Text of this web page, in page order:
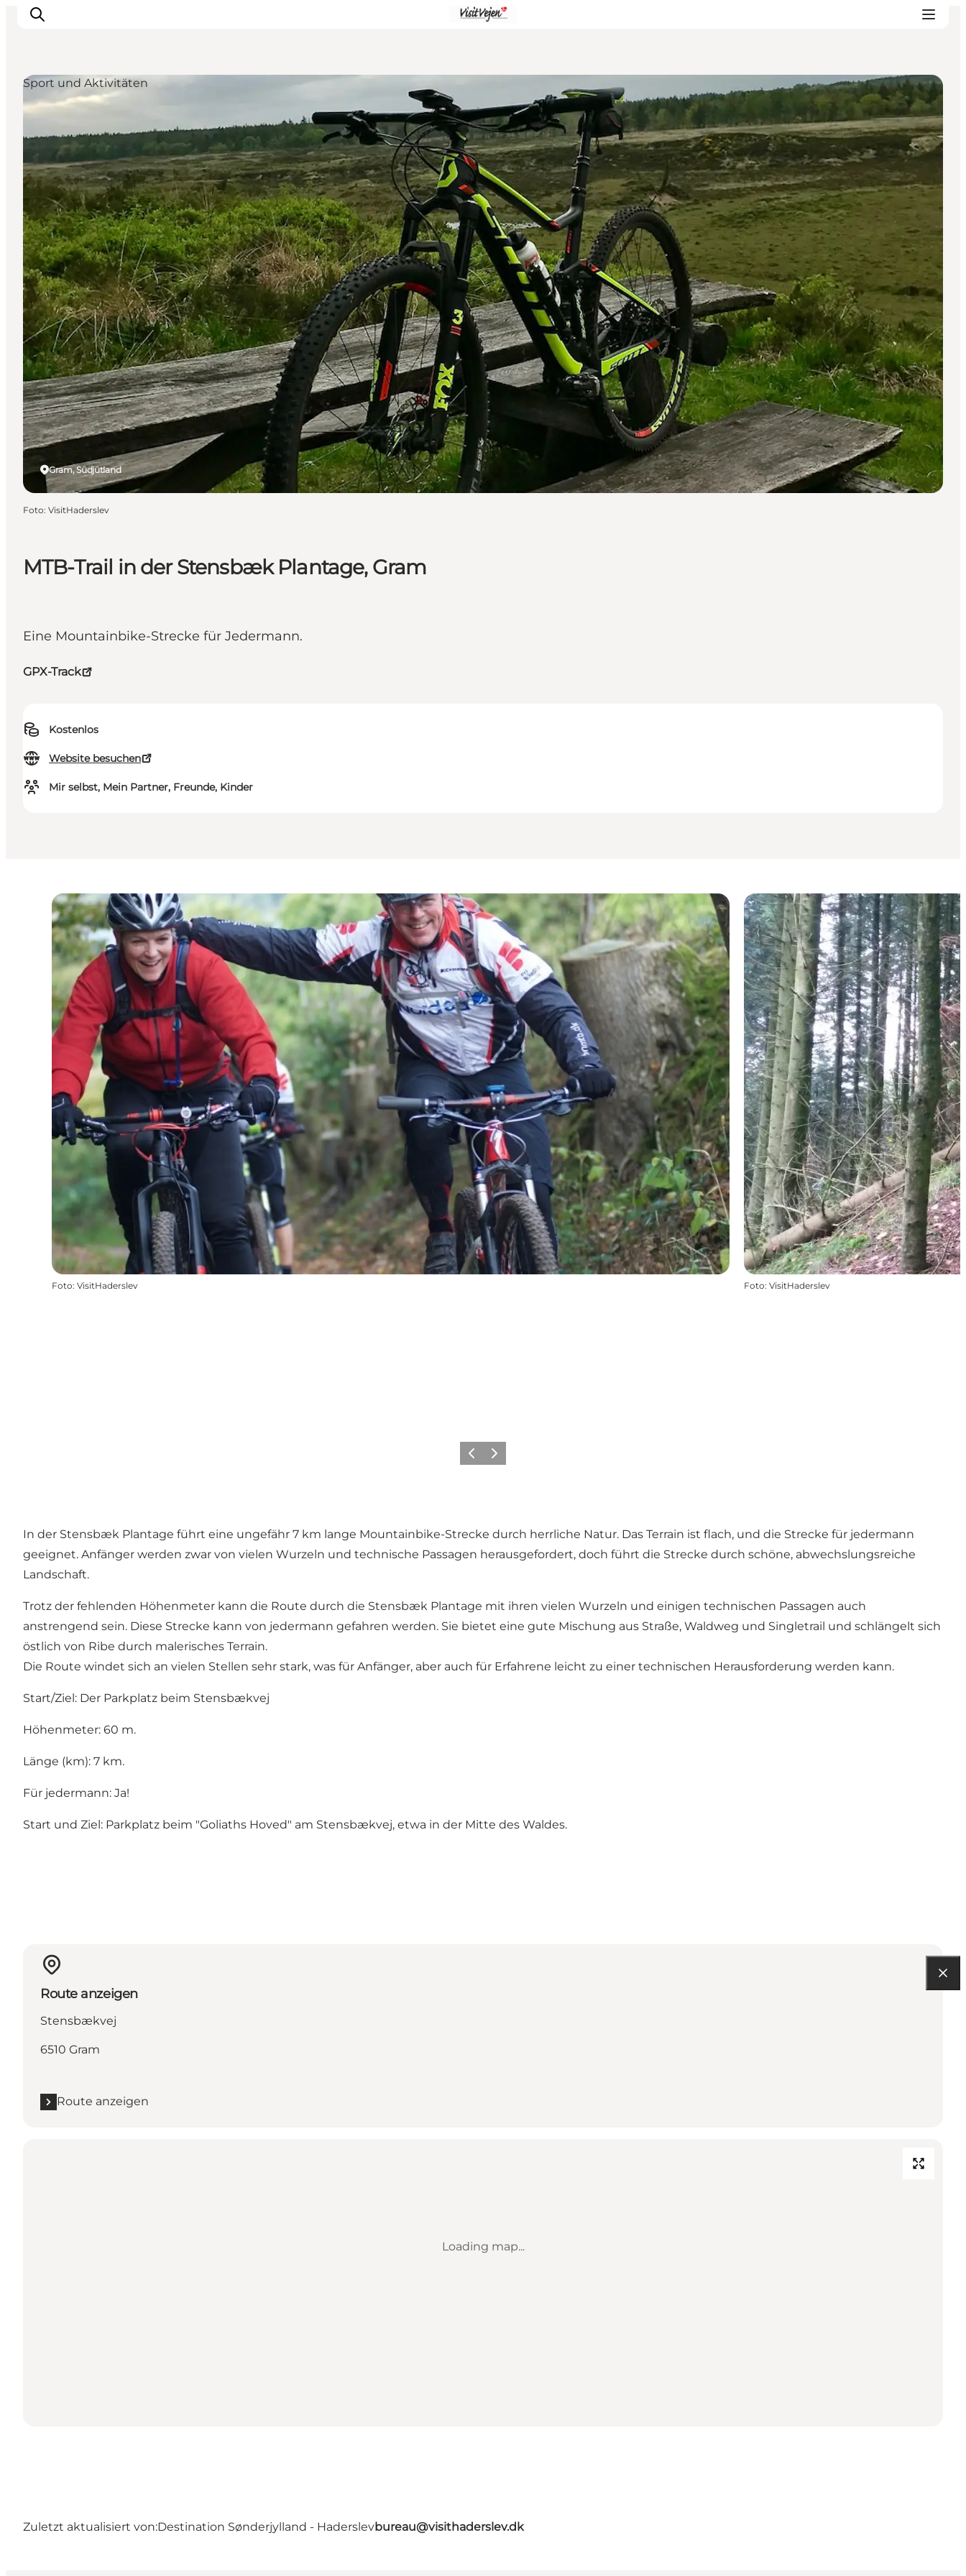
Schlafen
Nature
Städte
Events
Explore
MTB-Trail in der Stensbæk Plantage, Gram
Eine Mountainbike-Strecke für Jedermann.
GPX-Track
Kostenlos
Website besuchen
Mir selbst, Mein Partner, Freunde, Kinder
Gram, Südjütland
Sport und Aktivitäten
Foto: VisitHaderslev
Foto: VisitHaderslev Foto: VisitHaderslev
Vorherige Folie
Nächste Folie
In der Stensbæk Plantage führt eine ungefähr 7 km lange Mountainbike-Strecke durch herrliche Natur. Das Terrain ist flach, und die Strecke für jedermann
geeignet. Anfänger werden zwar von vielen Wurzeln und technische Passagen herausgefordert, doch führt die Strecke durch schöne, abwechslungsreiche
Landschaft.
Trotz der fehlenden Höhenmeter kann die Route durch die Stensbæk Plantage mit ihren vielen Wurzeln und einigen technischen Passagen auch
anstrengend sein. Diese Strecke kann von jedermann gefahren werden. Sie bietet eine gute Mischung aus Straße, Waldweg und Singletrail und schlängelt sich
östlich von Ribe durch malerisches Terrain.
Die Route windet sich an vielen Stellen sehr stark, was für Anfänger, aber auch für Erfahrene leicht zu einer technischen Herausforderung werden kann.
Start/Ziel: Der Parkplatz beim Stensbækvej
Höhenmeter: 60 m.
Länge (km): 7 km.
Für jedermann: Ja!
Start und Ziel: Parkplatz beim "Goliaths Hoved" am Stensbækvej, etwa in der Mitte des Waldes.
Route anzeigen
Stensbækvej
6510 Gram
Route anzeigen
Loading map...
Zuletzt aktualisiert von:Destination Sønderjylland - Haderslevbureau@visithaderslev.dk